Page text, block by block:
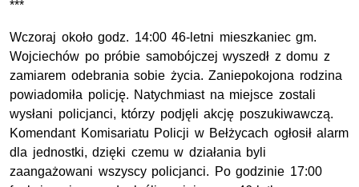
***
Wczoraj około godz. 14:00 46-letni mieszkaniec gm.
Wojciechów po próbie samobójczej wyszedł z domu z
zamiarem odebrania sobie życia. Zaniepokojona rodzina
powiadomiła policję. Natychmiast na miejsce zostali
wysłani policjanci, którzy podjęli akcję poszukiwawczą.
Komendant Komisariatu Policji w Bełżycach ogłosił alarm
dla jednostki, dzięki czemu w działania byli
zaangażowani wszyscy policjanci. Po godzinie 17:00